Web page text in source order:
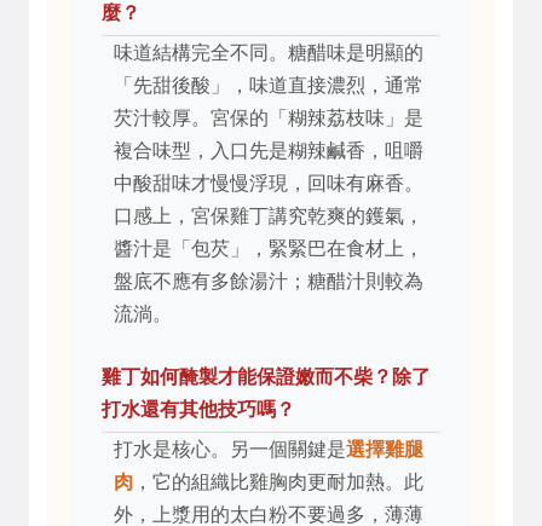
麼？
味道結構完全不同。糖醋味是明顯的
「先甜後酸」，味道直接濃烈，通常
芡汁較厚。宮保的「糊辣荔枝味」是
複合味型，入口先是糊辣鹹香，咀嚼
中酸甜味才慢慢浮現，回味有麻香。
口感上，宮保雞丁講究乾爽的鑊氣，
醬汁是「包芡」，緊緊巴在食材上，
盤底不應有多餘湯汁；糖醋汁則較為
流淌。
雞丁如何醃製才能保證嫩而不柴？除了
打水還有其他技巧嗎？
打水是核心。另一個關鍵是選擇雞腿
肉 ，它的組織比雞胸肉更耐加熱。此
外，上漿用的太白粉不要過多，薄薄